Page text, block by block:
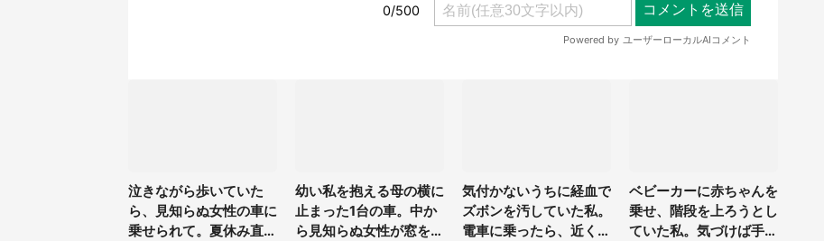
泣きながら歩いていた
ら、見知らぬ女性の車に
乗せられて。夏休み直
幼い私を抱える母の横に
止まった1台の車。中か
ら見知らぬ女性が窓を開
気付かないうちに経血で
ズボンを汚していた私。
電車に乗ったら、近くの
ベビーカーに赤ちゃんを
乗せ、階段を上ろうとし
ていた私。気づけば手か